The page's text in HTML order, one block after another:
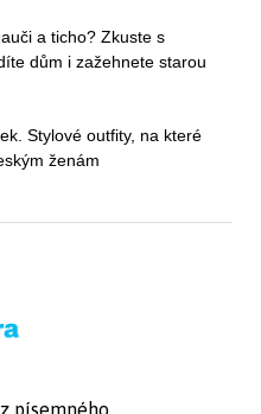
a ticho? Zkuste s
dům i zažehnete starou
Stylové outfity, na které
ženám
písemného